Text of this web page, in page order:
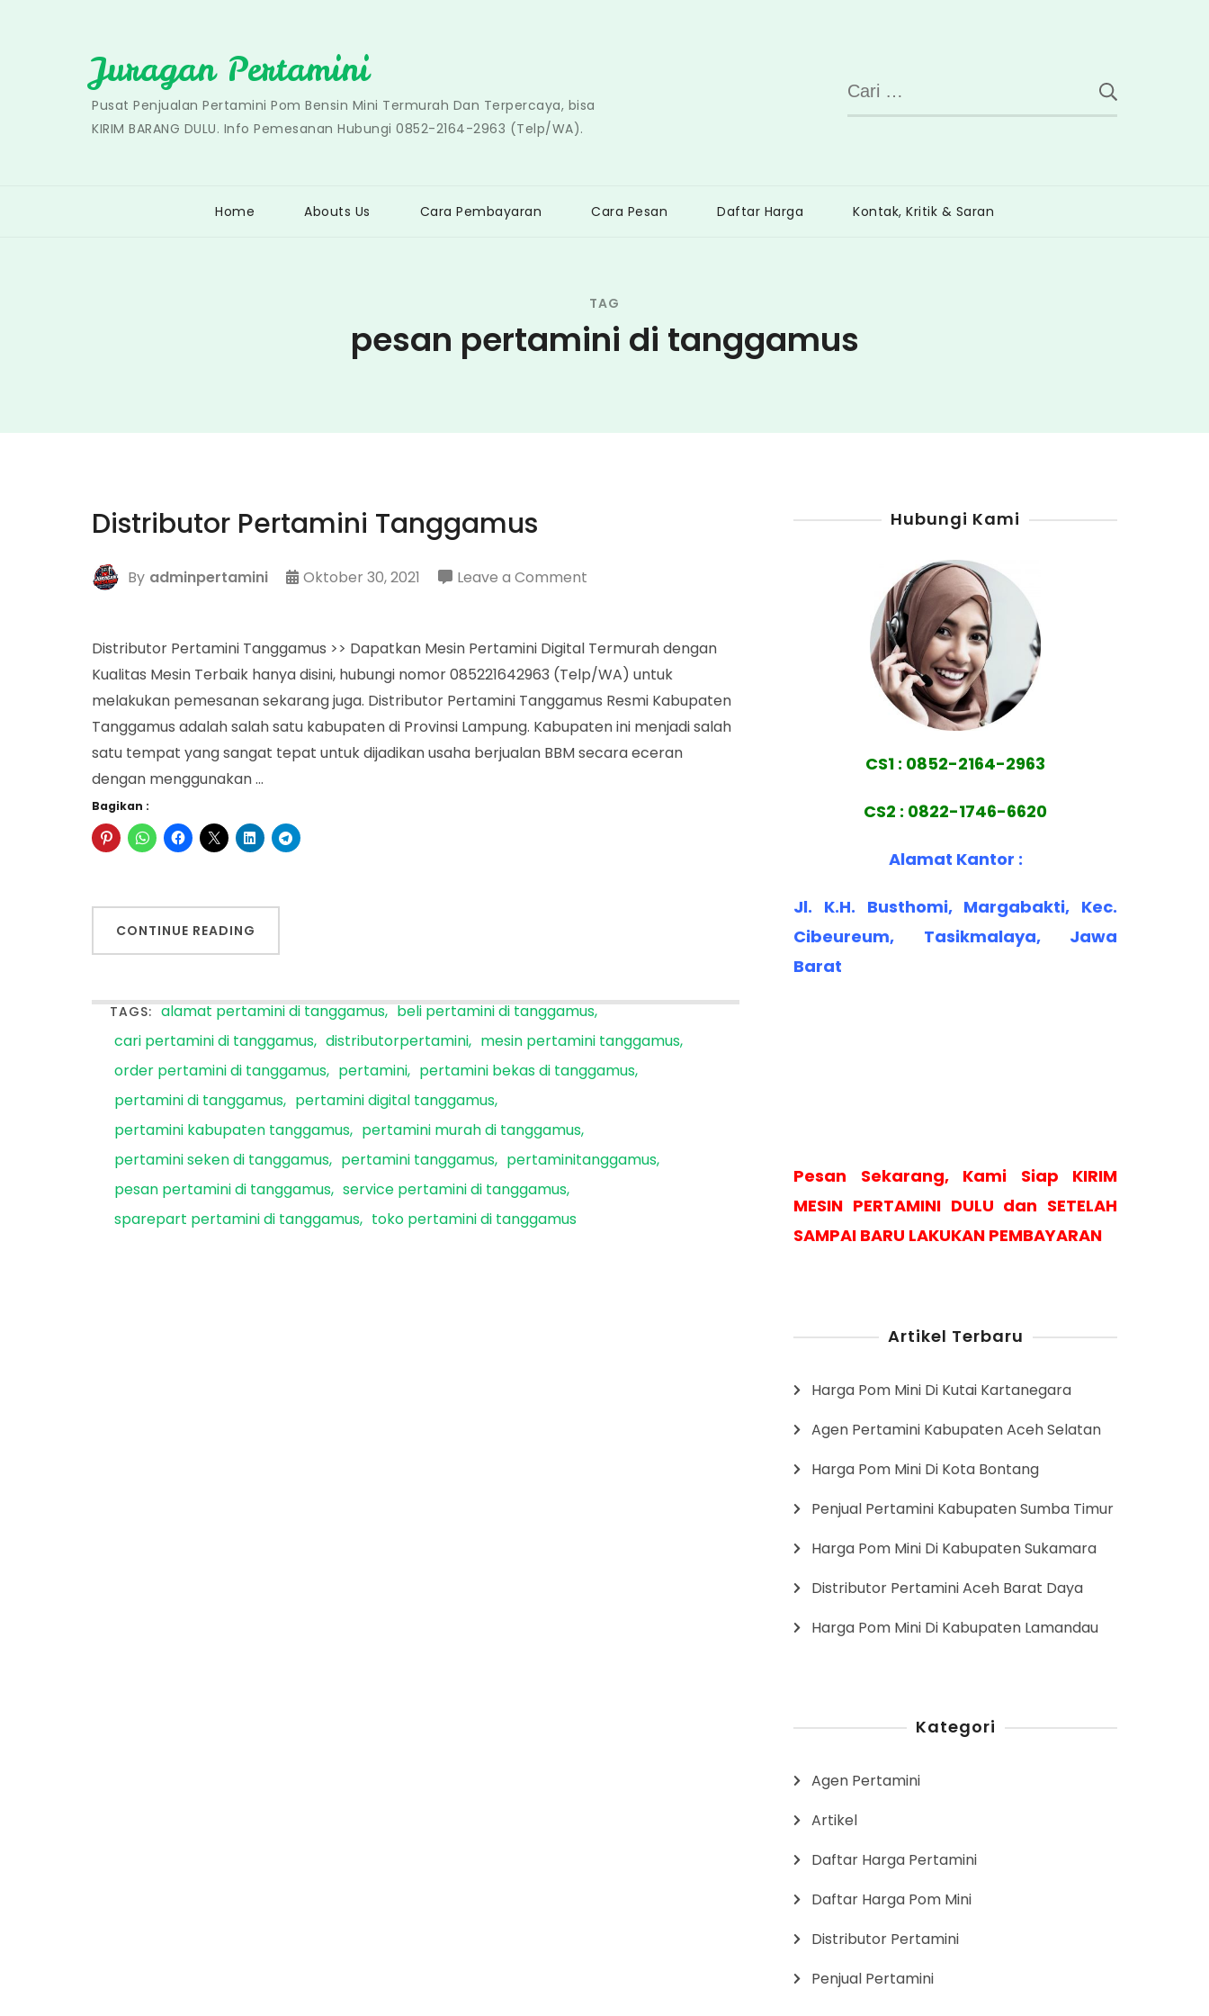
Juragan Pertamini
Pusat Penjualan Pertamini Pom Bensin Mini Termurah Dan Terpercaya, bisa
KIRIM BARANG DULU. Info Pemesanan Hubungi 0852-2164-2963 (Telp/WA).
Cari
untuk:
Home Abouts Us Cara Pembayaran Cara Pesan Daftar Harga Kontak, Kritik & Saran
TAG
pesan pertamini di tanggamus
Distributor Pertamini Tanggamus
By adminpertamini Oktober 30, 2021 Leave a Commenton
Tanggamus
Distributor Pertamini Tanggamus >> Dapatkan Mesin Pertamini Digital Termurah dengan
Kualitas Mesin Terbaik hanya disini, hubungi nomor 085221642963 (Telp/WA) untuk
melakukan pemesanan sekarang juga. Distributor Pertamini Tanggamus Resmi Kabupaten
Tanggamus adalah salah satu kabupaten di Provinsi Lampung. Kabupaten ini menjadi salah
satu tempat yang sangat tepat untuk dijadikan usaha berjualan BBM secara eceran
dengan menggunakan …
Bagikan :
CONTINUE READING
TAGS: alamat pertamini di tanggamus beli pertamini di tanggamus
cari pertamini di tanggamus distributorpertamini
mesin pertamini tanggamus
order pertamini di tanggamus
pertamini
pertamini bekas di tanggamus
pertamini di tanggamus
pertamini digital tanggamus
pertamini kabupaten tanggamus
pertamini murah di tanggamus
pertamini seken di tanggamus
pertamini tanggamus
pertaminitanggamus
pesan pertamini di tanggamus service pertamini di tanggamus
sparepart pertamini di tanggamus
toko pertamini di tanggamus
Hubungi Kami
CS1 : 0852-2164-2963
CS2 : 0822-1746-6620
Alamat Kantor :
Jl. K.H. Busthomi, Margabakti, Kec.
Cibeureum, Tasikmalaya, Jawa
Barat
Pesan Sekarang, Kami Siap KIRIM
MESIN PERTAMINI DULU dan SETELAH
SAMPAI BARU LAKUKAN PEMBAYARAN
Artikel Terbaru
Harga Pom Mini Di Kutai Kartanegara
Agen Pertamini Kabupaten Aceh Selatan
Harga Pom Mini Di Kota Bontang
Penjual Pertamini Kabupaten Sumba Timur
Harga Pom Mini Di Kabupaten Sukamara
Distributor Pertamini Aceh Barat Daya
Harga Pom Mini Di Kabupaten Lamandau
Kategori
Agen Pertamini
Artikel
Daftar Harga Pertamini
Daftar Harga Pom Mini
Distributor Pertamini
Penjual Pertamini